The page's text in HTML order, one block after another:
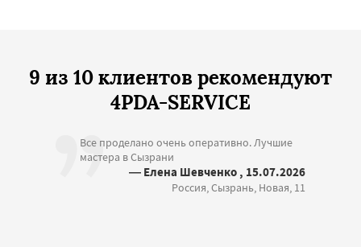
9 из 10 клиентов рекомендуют
4PDA-SERVICE
Все проделано очень оперативно. Лучшие
мастера в Сызрани
— Елена Шевченко , 15.07.2026
Россия, Сызрань, Новая, 11